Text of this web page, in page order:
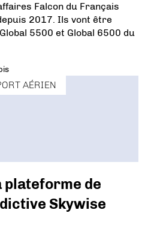
Falcon du Français
2017. Ils vont être
5500 et Global 6500 du
AÉRIEN
de
Skywise